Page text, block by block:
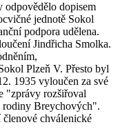
dopisem
jednotě Sokol
podpora udělena.
Jindřicha Smolka.
Plzeň V. Přesto byl
1935 vyloučen za své
"zprávy rozšiřoval
rodiny Breychových".
chválenické